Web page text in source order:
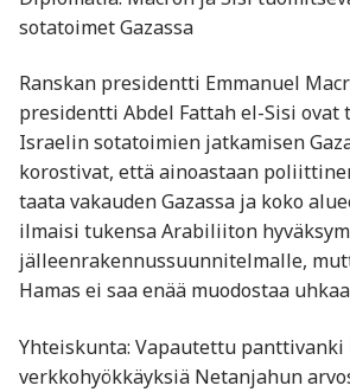
sotatoimet Gazassa
Ranskan presidentti Emmanuel
presidentti Abdel Fattah el-Sisi ovat
Israelin sotatoimien jatkamisen
korostivat, että ainoastaan
taata vakauden Gazassa ja koko
ilmaisi tukensa Arabiliiton
jälleenrakennussuunnitelmalle,
Hamas ei saa enää muodostaa
Yhteiskunta: Vapautettu panttivanki
verkkohyökkäyksiä Netanjahun